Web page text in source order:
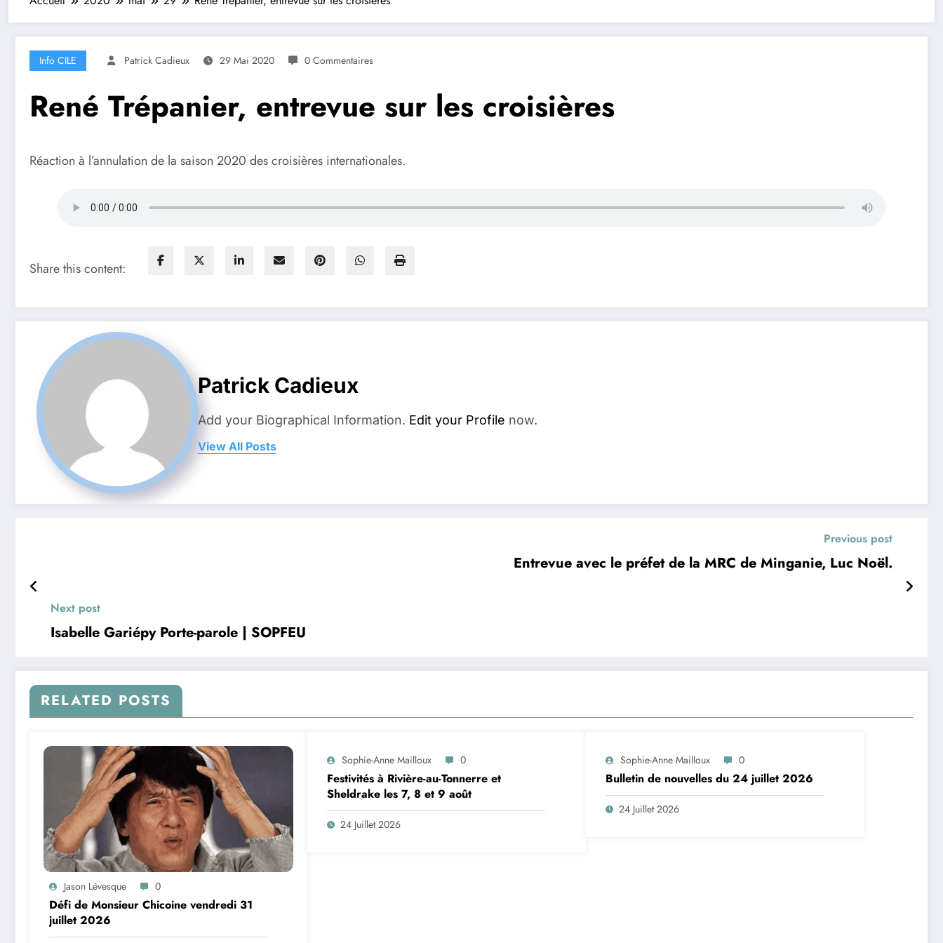
Info CILE Patrick Cadieux 29 Mai 2020 0 Commentaires
René Trépanier, entrevue sur les croisières
Réaction à l’annulation de la saison 2020 des croisières internationales.
Share this content:
Patrick Cadieux
Add your Biographical Information. Edit your Profile now.
View All Posts
Previous post
Entrevue avec le préfet de la MRC de Minganie, Luc Noël.
Next post
Isabelle Gariépy Porte-parole | SOPFEU
RELATED POSTS
Jason Lévesque 0
Défi de Monsieur Chicoine vendredi 31
juillet 2026
Sophie-Anne Mailloux 0
Festivités à Rivière-au-Tonnerre et
Sheldrake les 7, 8 et 9 août
24 Juillet 2026
Sophie-Anne Mailloux 0
Bulletin de nouvelles du 24 juillet 2026
24 Juillet 2026